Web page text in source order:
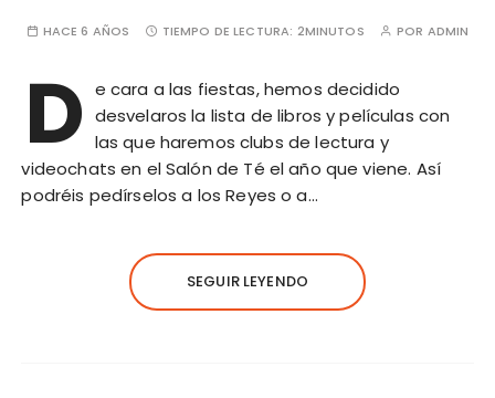
HACE 6 AÑOS TIEMPO DE LECTURA: 2MINUTOS POR ADMIN
D e cara a las fiestas, hemos decidido
desvelaros la lista de libros y películas con
las que haremos clubs de lectura y
videochats en el Salón de Té el año que viene. Así
podréis pedírselos a los Reyes o a…
SEGUIR LEYENDO